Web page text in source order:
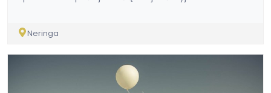
Neringa